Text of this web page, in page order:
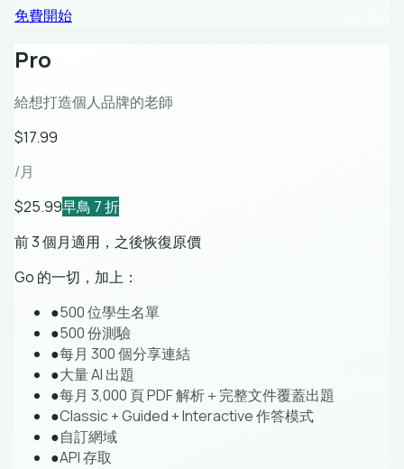
免費開始
Pro
給想打造個人品牌的老師
$17.99
/月
$25.99早鳥 7 折
前 3 個月適用，之後恢復原價
Go 的一切，加上：
●500 位學生名單
●500 份測驗
●每月 300 個分享連結
●大量 AI 出題
●每月 3,000 頁 PDF 解析＋完整文件覆蓋出題
●Classic + Guided + Interactive 作答模式
●自訂網域
●API 存取